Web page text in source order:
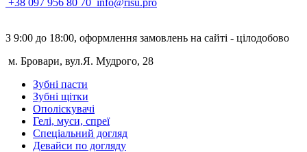
З 9:00 до 18:00, оформлення замовлень на сайті - цілодобово
м. Бровари, вул.Я. Мудрого, 28
Зубні пасти
Зубні щітки
Ополіскувачі
Гелі, муси, спреї
Спеціальний догляд
Девайси по догляду